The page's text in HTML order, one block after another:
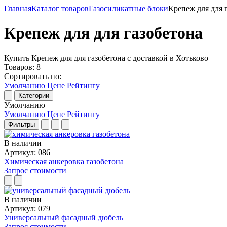
ГлавнаяКаталог товаровГазосиликатные блокиКрепеж для для
Крепеж для для газобетона
Купить Крепеж для для газобетона с доставкой в Хотьково
Товаров: 8
Сортировать по:
Умолчанию Цене Рейтингу
Категории
Умолчанию
Умолчанию Цене Рейтингу
Фильтры
В наличии
Артикул: 086
Химическая анкеровка газобетона
Запрос стоимости
В наличии
Артикул: 079
Универсальный фасадный дюбель